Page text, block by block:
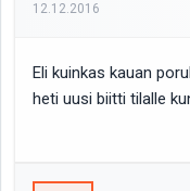
12.12.2016
Eli kuinkas kauan
heti uusi biitti tilalle